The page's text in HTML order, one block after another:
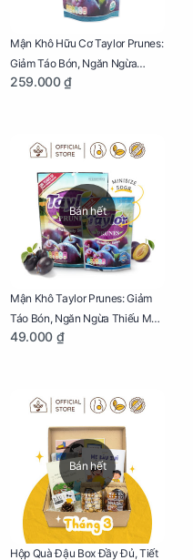
Mận Khô Hữu Cơ Taylor Prunes:
Giảm Táo Bón, Ngăn Ngừa
Thiếu Máu Cho Mẹ Bầu Túi
259.000 ₫
Bán hết
Mận Khô Taylor Prunes: Giảm
Táo Bón, Ngăn Ngừa Thiếu Máu
Cho Mẹ Bầu Túi 50g
49.000 ₫
Bán hết
Hộp Quà Đậu Box Đầy Đủ, Tiết